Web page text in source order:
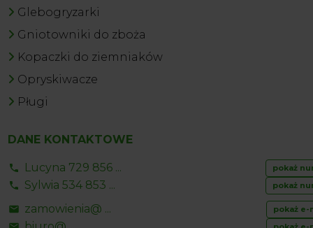
Glebogryzarki
Gniotowniki do zboża
Kopaczki do ziemniaków
Opryskiwacze
Pługi
DANE KONTAKTOWE
Lucyna 729 856 ... pokaż
Sylwia 534 853 ... pokaż
zamowienia@ ... pokaż e-